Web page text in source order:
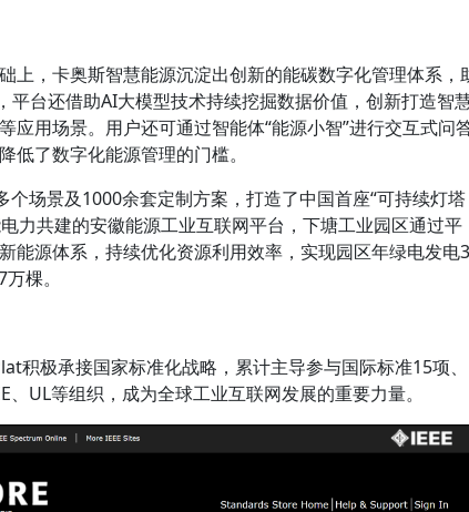
上，卡奥斯智慧能源沉淀出创新的能碳数字化管理体系，
平台还借助AI大模型技术持续挖掘数据价值，创新打造智
应用场景。用户还可通过智能体“能源小智”进行交互式问
了数字化能源管理的门槛。
场景及1000余套定制方案，打造了中国首座“可持续灯塔
力共建的安徽能源工业互联网平台，下塘工业园区通过平
能源体系，持续优化资源利用效率，实现园区年绿电发电3
棵。
积极承接国家标准化战略，累计主导参与国际标准15项、
UL等组织，成为全球工业互联网发展的重要力量。